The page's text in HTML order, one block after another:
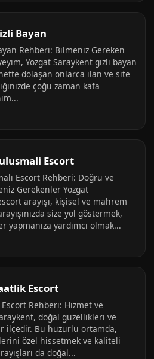
Bayan
Rehberi: Bilmeniz Gereken
Yozgat Saraykent gizli bayan
dolaşan onlarca ilan ve site
çoğu zaman kafa
Escort
Escort Rehberi: Doğru ve
Gerekenler Yozgat
arayışı, kişisel ve mahrem
size yol göstermek,
yardımcı olmak...
Escort
Rehberi: Hizmet ve
doğal güzellikleri ve
ilçedir. Bu huzurlu ortamda,
özel hissetmek ve kaliteli
da doğal...